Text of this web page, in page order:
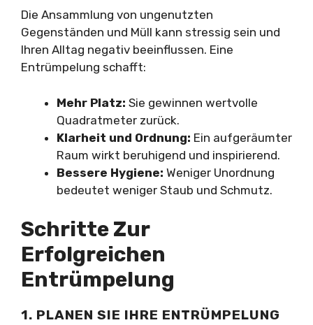
Die Ansammlung von ungenutzten
Gegenständen und Müll kann stressig sein und
Ihren Alltag negativ beeinflussen. Eine
Entrümpelung schafft:
Mehr Platz: Sie gewinnen wertvolle
Quadratmeter zurück.
Klarheit und Ordnung: Ein aufgeräumter
Raum wirkt beruhigend und inspirierend.
Bessere Hygiene: Weniger Unordnung
bedeutet weniger Staub und Schmutz.
Schritte Zur
Erfolgreichen
Entrümpelung
1. PLANEN SIE IHRE ENTRÜMPELUNG